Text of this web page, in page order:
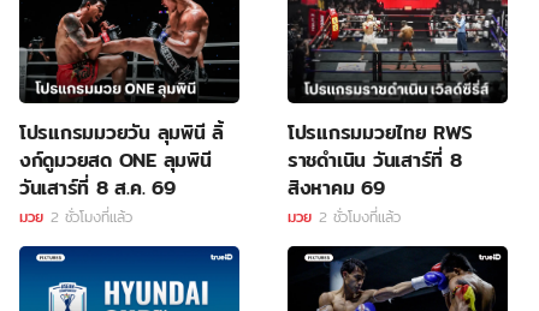
โปรแกรมมวยวัน ลุมพินี ลิ้
งก์ดูมวยสด ONE ลุมพินี
วันเสาร์ที่ 8 ส.ค. 69
มวย 2 ชั่วโมงที่แล้ว
โปรแกรมมวยไทย RWS
ราชดำเนิน วันเสาร์ที่ 8
สิงหาคม 69
มวย 2 ชั่วโมงที่แล้ว